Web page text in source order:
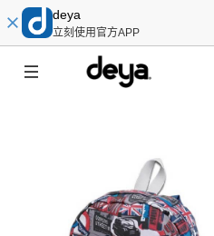
deya
立刻使用官方APP